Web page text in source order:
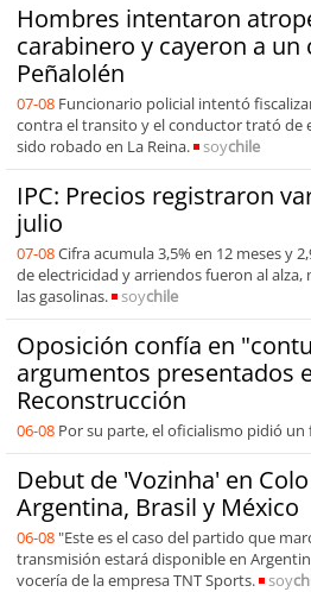
Hombres intentaron
carabinero y cayeron a un
Peñalolén
07-08 Funcionario policial intentó
contra el transito y el conductor trató de
sido robado en La Reina.
soychile
IPC: Precios registraron
julio
07-08Cifra acumula 3,5% en 12 meses y
de electricidad y arriendos fueron al
las gasolinas.
soychile
Oposición confía en
argumentos presentados
Reconstrucción
06-08 Por su parte, el oficialismo pidió un
Debut de 'Vozinha' en
Argentina, Brasil y México
06-08 "Este es el caso del partido que
transmisión estará disponible en
vocería de la empresa TNT Sports.
soy